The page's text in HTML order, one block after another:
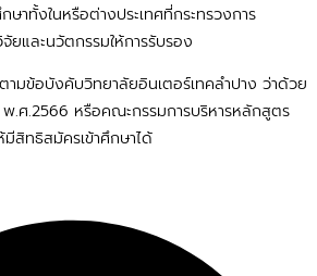
ษาทั้งในหรือต่างประเทศที่กระทรวงการ
และนวัตกรรมให้การรับรอง
มข้อบังคับวิทยาลัยอินเตอร์เทคลำปาง ว่าด้วย
.ศ.2566 หรือคณะกรรมการบริหารหลักสูตร
สิทธิสมัครเข้าศึกษาได้